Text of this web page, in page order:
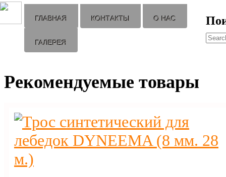
ГЛАВНАЯ КОНТАКТЫ О НАС
ГАЛЕРЕЯ
Рекомендуемые товары